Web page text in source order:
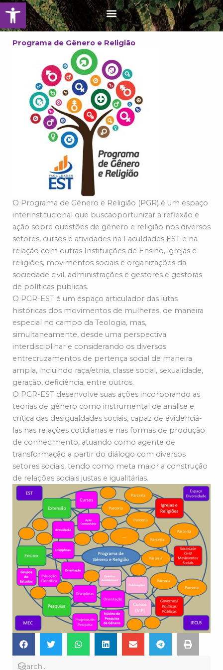
Barra de Ferramentas Aberta
Ir
para
o
conteúdo
Menu
Programa de Gênero e Religião
O Programa de Gênero e Religião (PGR) é um espaço
interinstitucional que buscaoportunizar a reflexão e
ação sobre questões de gênero e religião nos diversos
setores, cursos e atividades na Faculdades EST e na
relação com outras Instituições de Ensino, igrejas e
religiões, movimentos sociais e organizações da
sociedade civil, administrações e gestores e gestoras
de políticas públicas.
O PGR-EST é um espaço articulador das lutas
históricas dos movimentos de mulheres, de maneira
especial no campo da Teologia, mas,
simultaneamente, desde uma perspectiva
interdisciplinar e considerando os diversos
entrecruzamentos de pertença social de maneira
ampla, incluindo raça/etnia, classe social, sexualidade,
geração, deficiência, entre outros.
O PGR-EST desenvolve suas ações incorporando as
teorias de gênero como instrumental de análise e
crítica das desigualdades sociais, capaz de evidenciá-
las nas relações cotidianas e nas formas de produção
de conhecimento, atuando como agente de
transformação a partir do diálogo com diversos
setores sociais, tendo como meta maior a construção
de relações sociais justas e igualitárias.
h
a
h
h
h
h
h